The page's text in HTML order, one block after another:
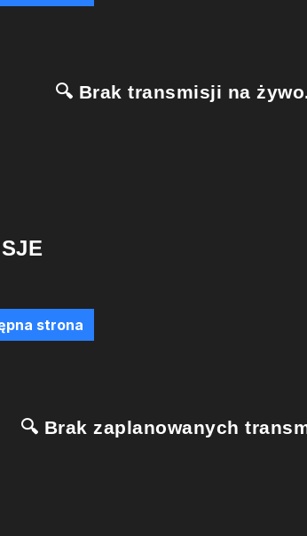
🔍 Brak transmisji na
strona
🔍 Brak zaplanowanych